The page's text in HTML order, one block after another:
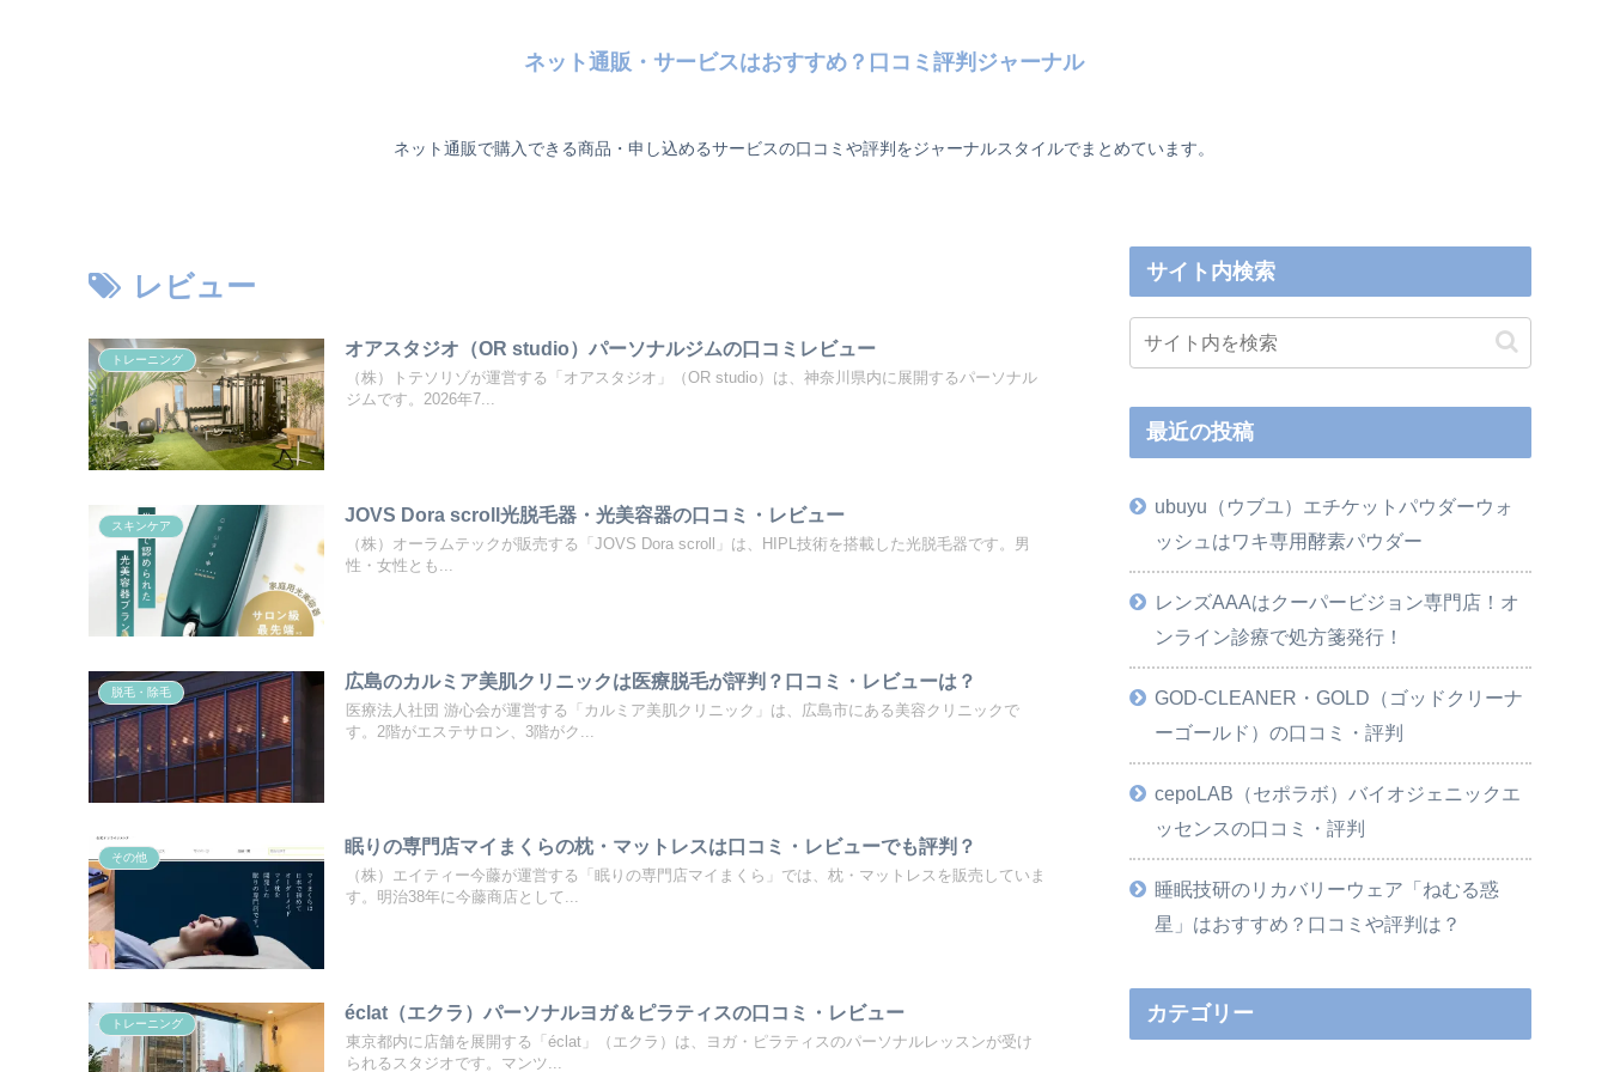
ネット通販・サービスはおすすめ？口コミ評判ジャーナル
ネット通販で購入できる商品・申し込めるサービスの口コミや評判をジャーナルスタイルでまとめています。
レビュー
トレーニング
オアスタジオ（OR studio）パーソナルジムの口コミレビュー
（株）トテソリゾが運営する「オアスタジオ」（OR studio）は、神奈川県内に展開するパーソナル
ジムです。2026年7...
スキンケア
JOVS Dora scroll光脱毛器・光美容器の口コミ・レビュー
（株）オーラムテックが販売する「JOVS Dora scroll」は、HIPL技術を搭載した光脱毛器です。男
性・女性とも...
脱毛・除毛
広島のカルミア美肌クリニックは医療脱毛が評判？口コミ・レビューは？
医療法人社団 游心会が運営する「カルミア美肌クリニック」は、広島市にある美容クリニックで
す。2階がエステサロン、3階がク...
その他
眠りの専門店マイまくらの枕・マットレスは口コミ・レビューでも評判？
（株）エイティー今藤が運営する「眠りの専門店マイまくら」では、枕・マットレスを販売していま
す。明治38年に今藤商店として...
トレーニング
éclat（エクラ）パーソナルヨガ＆ピラティスの口コミ・レビュー
東京都内に店舗を展開する「éclat」（エクラ）は、ヨガ・ピラティスのパーソナルレッスンが受け
られるスタジオです。マンツ...
サイト内検索
最近の投稿
ubuyu（ウブユ）エチケットパウダーウォ
ッシュはワキ専用酵素パウダー
レンズAAAはクーパービジョン専門店！オ
ンライン診療で処方箋発行！
GOD-CLEANER・GOLD（ゴッドクリーナ
ーゴールド）の口コミ・評判
cepoLAB（セポラボ）バイオジェニックエ
ッセンスの口コミ・評判
睡眠技研のリカバリーウェア「ねむる惑
星」はおすすめ？口コミや評判は？
カテゴリー